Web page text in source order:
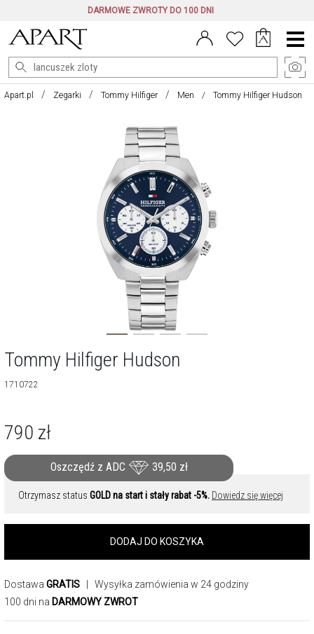
DARMOWE ZWROTY DO 100 DNI
Menu
główne
Apart.pl Zegarki Tommy Hilfiger Men Tommy Hilfiger Hudson
Tommy Hilfiger Hudson
1710722
790 zł
Oszczędź z ADC 39,50 zł
Otrzymasz status GOLD na start i stały rabat -5%. Dowiedz się więcej
DODAJ DO KOSZYKA
Dostawa GRATIS | Wysyłka zamówienia w 24 godziny
100 dni na DARMOWY ZWROT